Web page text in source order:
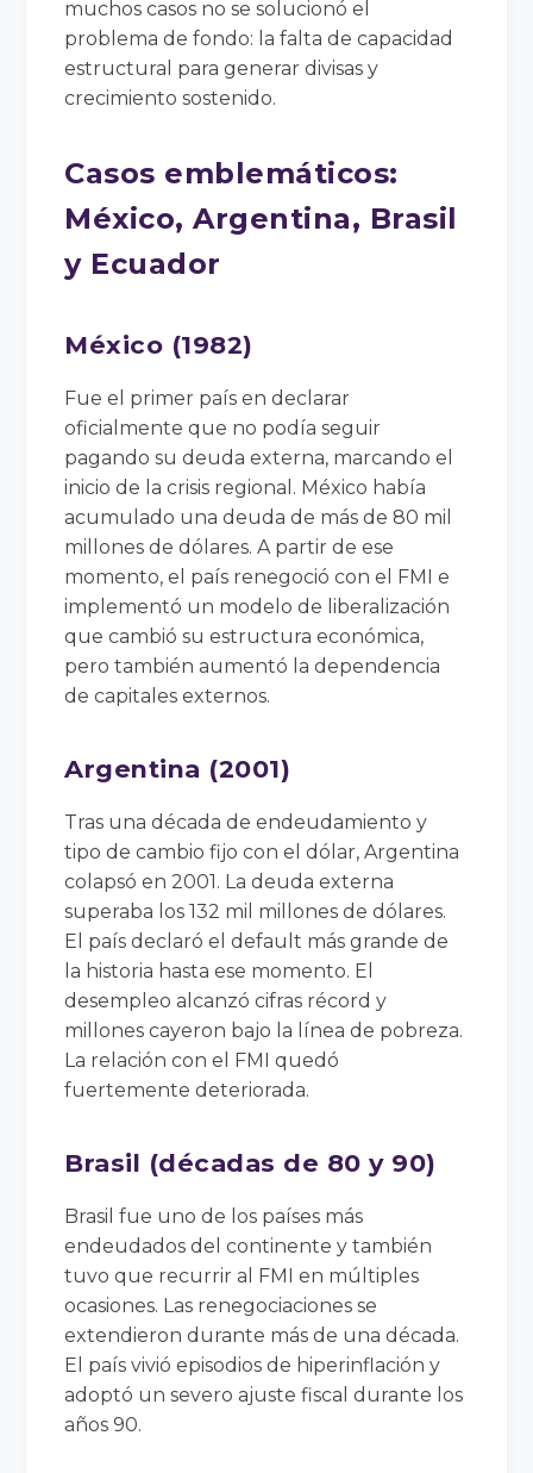
muchos casos no se solucionó el
problema de fondo: la falta de capacidad
estructural para generar divisas y
crecimiento sostenido.
Casos emblemáticos:
México, Argentina, Brasil
y Ecuador
México (1982)
Fue el primer país en declarar
oficialmente que no podía seguir
pagando su deuda externa, marcando el
inicio de la crisis regional. México había
acumulado una deuda de más de 80 mil
millones de dólares. A partir de ese
momento, el país renegoció con el FMI e
implementó un modelo de liberalización
que cambió su estructura económica,
pero también aumentó la dependencia
de capitales externos.
Argentina (2001)
Tras una década de endeudamiento y
tipo de cambio fijo con el dólar, Argentina
colapsó en 2001. La deuda externa
superaba los 132 mil millones de dólares.
El país declaró el default más grande de
la historia hasta ese momento. El
desempleo alcanzó cifras récord y
millones cayeron bajo la línea de pobreza.
La relación con el FMI quedó
fuertemente deteriorada.
Brasil (décadas de 80 y 90)
Brasil fue uno de los países más
endeudados del continente y también
tuvo que recurrir al FMI en múltiples
ocasiones. Las renegociaciones se
extendieron durante más de una década.
El país vivió episodios de hiperinflación y
adoptó un severo ajuste fiscal durante los
años 90.